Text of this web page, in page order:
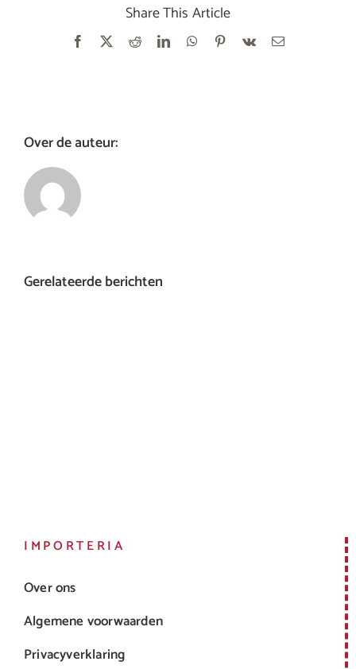
Share This Article
Facebook RedditLinkedInWhatsApp
Pinterest
Vk
E-
Over de auteur:
Gerelateerde berichten
IMPORTERIA
Over ons
Algemene voorwaarden
Privacyverklaring